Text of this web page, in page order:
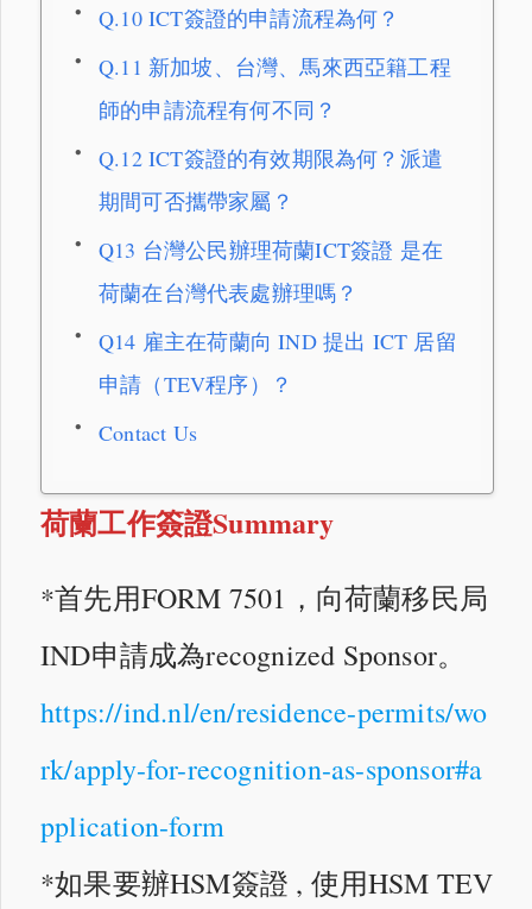
Q.10 ICT簽證的申請流程為何？
Q.11 新加坡、台灣、馬來西亞籍工程
師的申請流程有何不同？
Q.12 ICT簽證的有效期限為何？派遣
期間可否攜帶家屬？
Q13 台灣公民辦理荷蘭ICT簽證 是在
荷蘭在台灣代表處辦理嗎？
Q14 雇主在荷蘭向 IND 提出 ICT 居留
申請（TEV程序）？
Contact Us
荷蘭工作簽證Summary
*首先用FORM 7501，向荷蘭移民局
IND申請成為recognized Sponsor。
https://ind.nl/en/residence-permits/wo
rk/apply-for-recognition-as-sponsor#a
pplication-form
*如果要辦HSM簽證 , 使用HSM TEV